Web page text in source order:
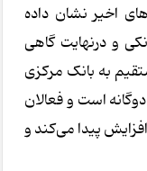
اخیر نشان داده
و درنهایت گاهی
به بانک مرکزی
است و فعالان
پیدا می‌کند و